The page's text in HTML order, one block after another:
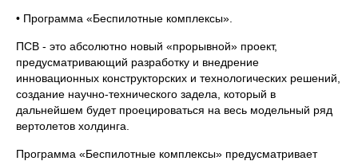
• Программа «Беспилотные комплексы».
ПСВ - это абсолютно новый «прорывной» проект,
предусматривающий разработку и внедрение
инновационных конструкторских и технологических решений,
создание научно-технического задела, который в
дальнейшем будет проецироваться на весь модельный ряд
вертолетов холдинга.
Программа «Беспилотные комплексы» предусматривает